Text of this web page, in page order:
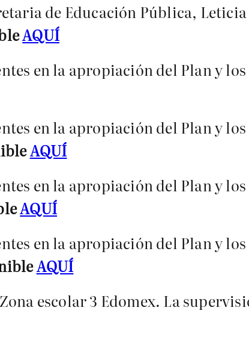
de Educación Pública,
AQUÍ
en la apropiación del Plan y
en la apropiación del Plan y
AQUÍ
en la apropiación del Plan y
AQUÍ
en la apropiación del Plan y
AQUÍ
escolar 3 Edomex. La